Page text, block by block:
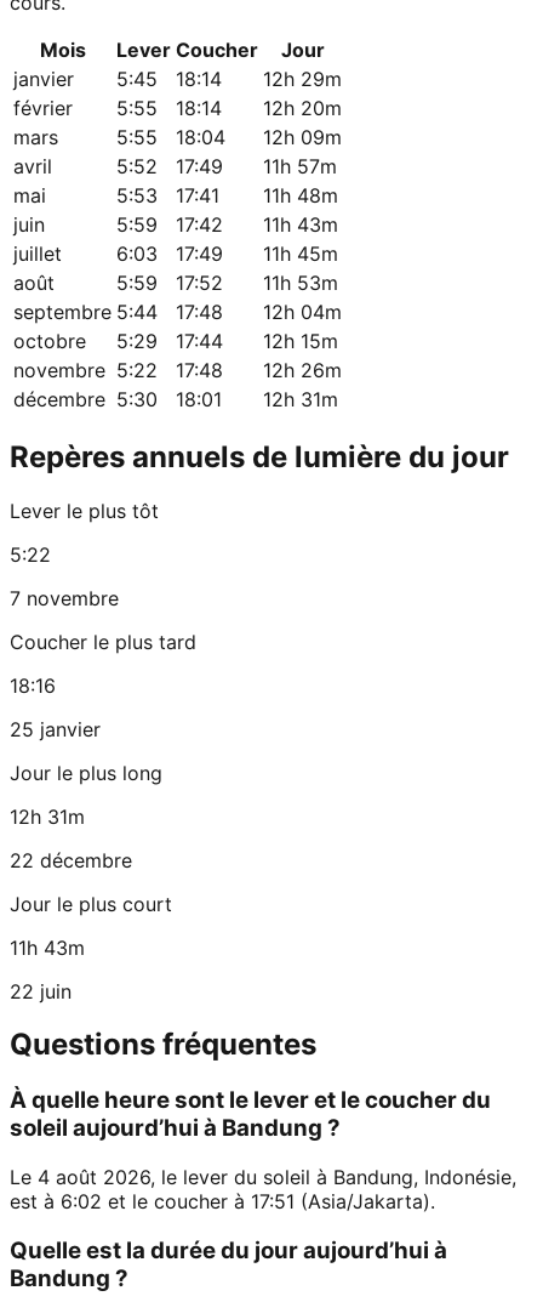
Mois
Lever Coucher
Jour
janvier
5:45 18:14
12h 29m
février
5:55 18:14
12h 20m
mars
5:55 18:04
12h 09m
avril
5:52 17:49
11h 57m
mai
5:53 17:41
11h 48m
juin
5:59 17:42
11h 43m
juillet
6:03 17:49
11h 45m
août
5:59 17:52
11h 53m
septembre 5:44 17:48
12h 04m
octobre
5:29 17:44
12h 15m
novembre 5:22 17:48
12h 26m
décembre 5:30 18:01 12h 31m
Repères annuels de lumière du jour
Lever le plus tôt
5:22
7 novembre
Coucher le plus tard
18:16
25 janvier
Jour le plus long
12h 31m
22 décembre
Jour le plus court
11h 43m
22 juin
Questions fréquentes
À quelle heure sont le lever et le coucher du
soleil aujourd’hui à Bandung ?
Le 4 août 2026, le lever du soleil à Bandung, Indonésie,
est à 6:02 et le coucher à 17:51 (Asia/Jakarta).
Quelle est la durée du jour aujourd’hui à
Bandung ?